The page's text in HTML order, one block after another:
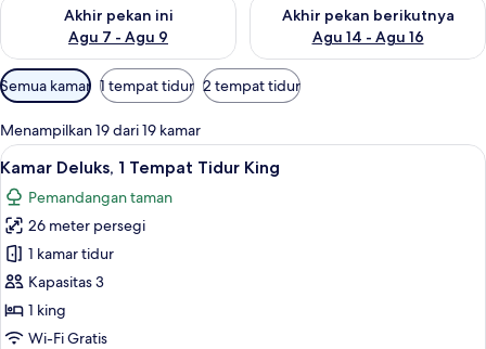
Akhir pekan ini
Agu 7 - Agu 9
Akhir pekan berikutnya
Agu 14 - Agu 16
Filter
tersedia
untuk
kamar
Semua kamar 1 tempat tidur 2 tempat tidur
Menampilkan 19 dari 19 kamar
Lihat
semua
foto
untuk
Kamar
Deluks,
1
Tempat
Brankas, meja kerja, tirai kedap
7
Kamar Deluks, 1 Tempat Tidur King
Pemandangan taman
26 meter persegi
1 kamar tidur
Kapasitas 3
1 king
Wi-Fi Gratis